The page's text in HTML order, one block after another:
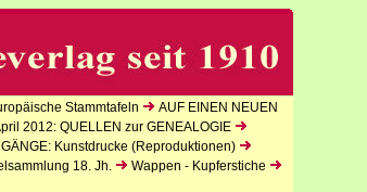
Stammtafeln
AUF EINEN NEUEN
2012: QUELLEN zur GENEALOGIE
Kunstdrucke (Reproduktionen)
18. Jh.
Wappen - Kupferstiche